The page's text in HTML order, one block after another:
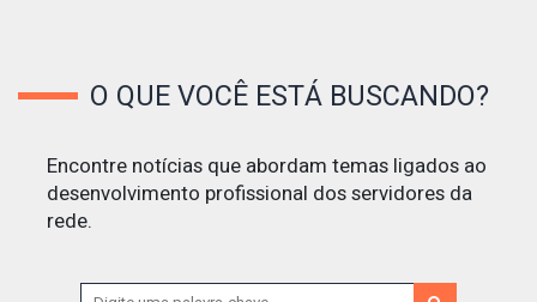
O QUE VOCÊ ESTÁ BUSCANDO?
Encontre notícias que abordam temas ligados ao
desenvolvimento profissional dos servidores da
rede.